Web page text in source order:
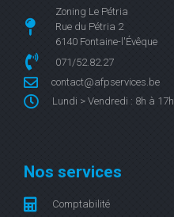
Zoning Le Pétria
Rue du Pétria 2
6140 Fontaine-l'Évêque
071/52.82.27
contact@afpservices.be
Lundi > Vendredi : 8h à 17h
Nos services
Comptabilité